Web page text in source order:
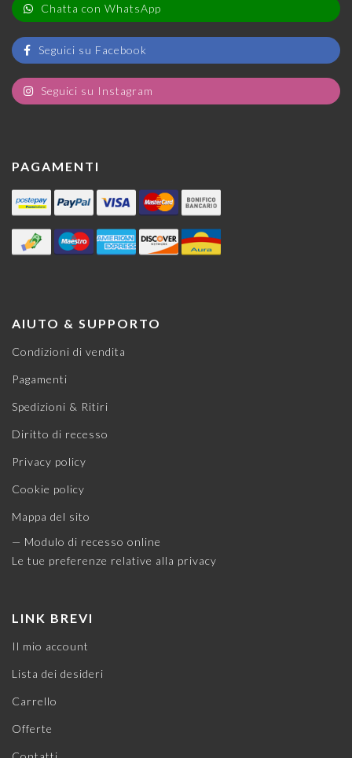
Chatta con WhatsApp
Seguici su Facebook
Seguici su Instagram
PAGAMENTI
AIUTO & SUPPORTO
Condizioni di vendita
Pagamenti
Spedizioni & Ritiri
Diritto di recesso
Privacy policy
Cookie policy
Mappa del sito
— Modulo di recesso online
Le tue preferenze relative alla privacy
LINK BREVI
Il mio account
Lista dei desideri
Carrello
Offerte